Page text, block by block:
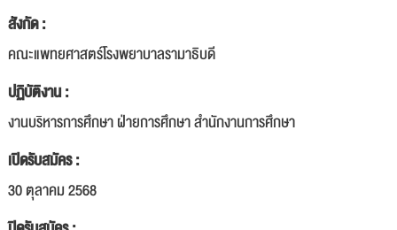
สังกัด :
คณะแพทยศาสตร์โรงพยาบาลรามาธิบดี
ปฏิบัติงาน :
งานบริหารการศึกษา ฝ่ายการศึกษา สำนักงานการศึกษา
เปิดรับสมัคร :
30 ตุลาคม 2568